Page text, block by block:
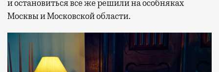
и остановиться все же решили на особняках
Москвы и Московской области.